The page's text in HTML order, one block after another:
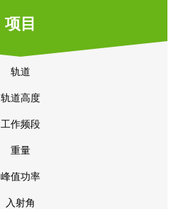
项目
轨道
轨道高度
工作频段
重量
峰值功率
入射角